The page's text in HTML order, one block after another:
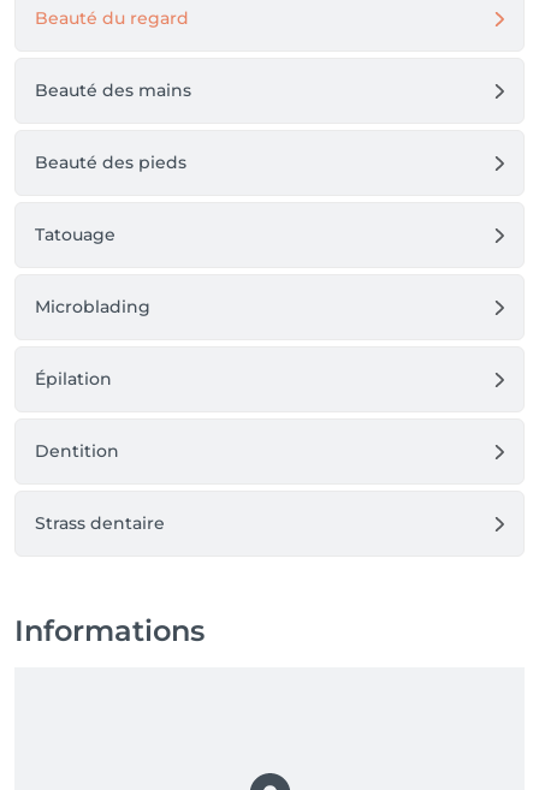
Beauté du regard
Beauté des mains
Beauté des pieds
Tatouage
Microblading
Épilation
Dentition
Strass dentaire
Informations